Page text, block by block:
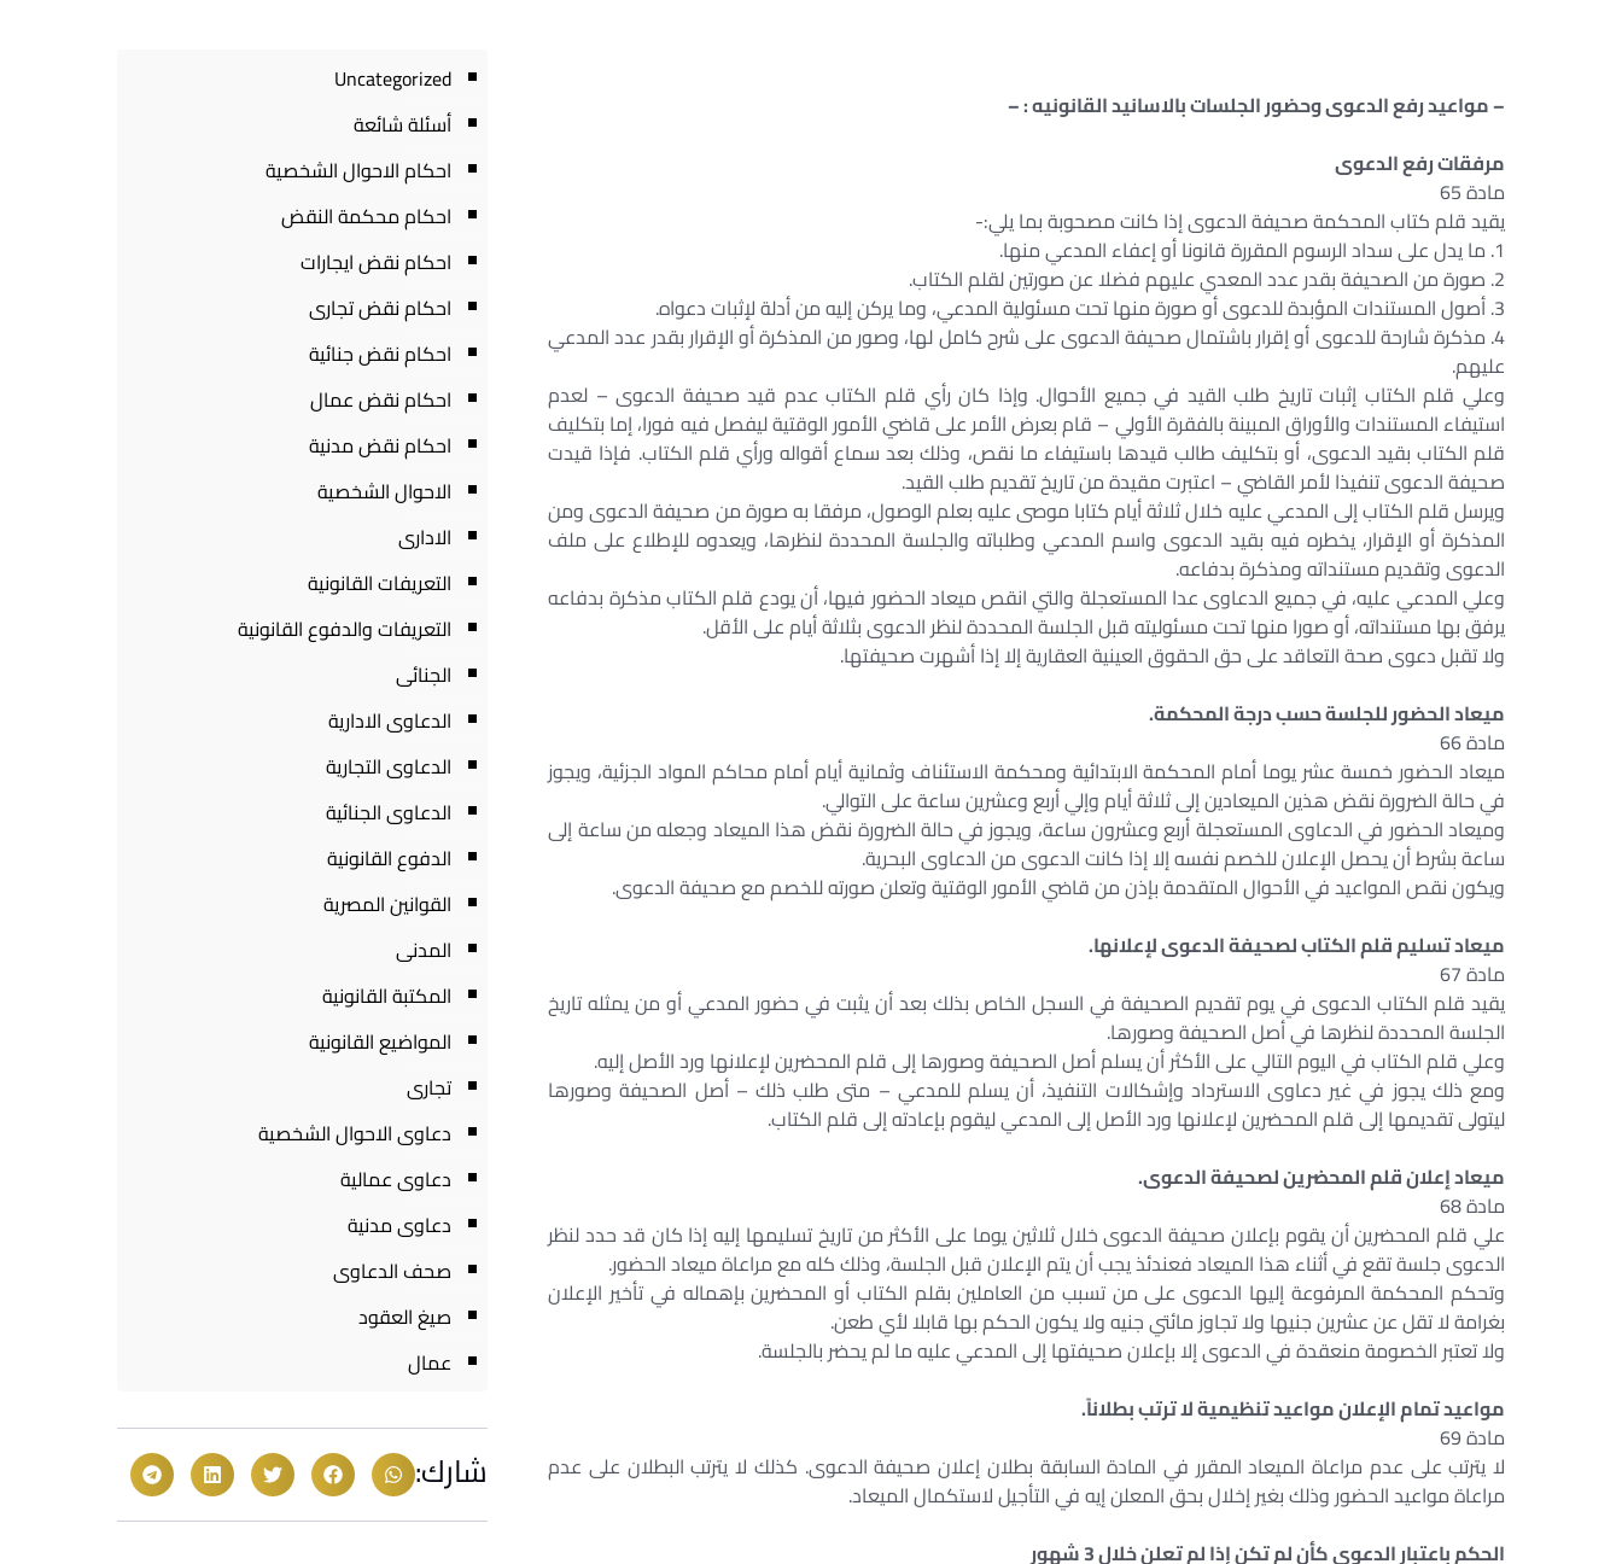
– مواعيد رفع الدعوى وحضور الجلسات بالاسانيد القانونيه : –
مرفقات رفع الدعوى
مادة 65
يقيد قلم كتاب المحكمة صحيفة الدعوى إذا كانت مصحوبة بما يلي:-
1. ما يدل على سداد الرسوم المقررة قانونا أو إعفاء المدعي منها.
2. صورة من الصحيفة بقدر عدد المعدي عليهم فضلا عن صورتين لقلم الكتاب.
3. أصول المستندات المؤبدة للدعوى أو صورة منها تحت مسئولية المدعي، وما يركن إليه من أدلة لإثبات دعواه.
4. مذكرة شارحة للدعوى أو إقرار باشتمال صحيفة الدعوى على شرح كامل لها، وصور من المذكرة أو الإقرار بقدر عدد المدعي
عليهم.
وعلي قلم الكتاب إثبات تاريخ طلب القيد في جميع الأحوال. وإذا كان رأي قلم الكتاب عدم قيد صحيفة الدعوى – لعدم
استيفاء المستندات والأوراق المبينة بالفقرة الأولي – قام بعرض الأمر على قاضي الأمور الوقتية ليفصل فيه فورا، إما بتكليف
قلم الكتاب بقيد الدعوى، أو بتكليف طالب قيدها باستيفاء ما نقص، وذلك بعد سماع أقواله ورأي قلم الكتاب. فإذا قيدت
صحيفة الدعوى تنفيذا لأمر القاضي – اعتبرت مقيدة من تاريخ تقديم طلب القيد.
ويرسل قلم الكتاب إلى المدعي عليه خلال ثلاثة أيام كتابا موصى عليه بعلم الوصول، مرفقا به صورة من صحيفة الدعوى ومن
المذكرة أو الإقرار، يخطره فيه بقيد الدعوى واسم المدعي وطلباته والجلسة المحددة لنظرها، ويعدوه للإطلاع على ملف
الدعوى وتقديم مستنداته ومذكرة بدفاعه.
وعلي المدعي عليه، في جميع الدعاوى عدا المستعجلة والتي انقص ميعاد الحضور فيها، أن يودع قلم الكتاب مذكرة بدفاعه
يرفق بها مستنداته، أو صورا منها تحت مسئوليته قبل الجلسة المحددة لنظر الدعوى بثلاثة أيام على الأقل.
ولا تقبل دعوى صحة التعاقد على حق الحقوق العينية العقارية إلا إذا أشهرت صحيفتها.
ميعاد الحضور للجلسة حسب درجة المحكمة.
مادة 66
ميعاد الحضور خمسة عشر يوما أمام المحكمة الابتدائية ومحكمة الاستئناف وثمانية أيام أمام محاكم المواد الجزئية، ويجوز
في حالة الضرورة نقض هذين الميعادين إلى ثلاثة أيام وإلي أربع وعشرين ساعة على التوالي.
وميعاد الحضور في الدعاوى المستعجلة أربع وعشرون ساعة، ويجوز في حالة الضرورة نقض هذا الميعاد وجعله من ساعة إلى
ساعة بشرط أن يحصل الإعلان للخصم نفسه إلا إذا كانت الدعوى من الدعاوى البحرية.
ويكون نقص المواعيد في الأحوال المتقدمة بإذن من قاضي الأمور الوقتية وتعلن صورته للخصم مع صحيفة الدعوى.
ميعاد تسليم قلم الكتاب لصحيفة الدعوى لإعلانها.
مادة 67
يقيد قلم الكتاب الدعوى في يوم تقديم الصحيفة في السجل الخاص بذلك بعد أن يثبت في حضور المدعي أو من يمثله تاريخ
الجلسة المحددة لنظرها في أصل الصحيفة وصورها.
وعلي قلم الكتاب في اليوم التالي على الأكثر أن يسلم أصل الصحيفة وصورها إلى قلم المحضرين لإعلانها ورد الأصل إليه.
ومع ذلك يجوز في غير دعاوى الاسترداد وإشكالات التنفيذ، أن يسلم للمدعي – متى طلب ذلك – أصل الصحيفة وصورها
ليتولى تقديمها إلى قلم المحضرين لإعلانها ورد الأصل إلى المدعي ليقوم بإعادته إلى قلم الكتاب.
ميعاد إعلان قلم المحضرين لصحيفة الدعوى.
مادة 68
علي قلم المحضرين أن يقوم بإعلان صحيفة الدعوى خلال ثلاثين يوما على الأكثر من تاريخ تسليمها إليه إذا كان قد حدد لنظر
الدعوى جلسة تقع في أثناء هذا الميعاد فعندئذ يجب أن يتم الإعلان قبل الجلسة، وذلك كله مع مراعاة ميعاد الحضور.
وتحكم المحكمة المرفوعة إليها الدعوى على من تسبب من العاملين بقلم الكتاب أو المحضرين بإهماله في تأخير الإعلان
بغرامة لا تقل عن عشرين جنيها ولا تجاوز مائتي جنيه ولا يكون الحكم بها قابلا لأي طعن.
ولا تعتبر الخصومة منعقدة في الدعوى إلا بإعلان صحيفتها إلى المدعي عليه ما لم يحضر بالجلسة.
مواعيد تمام الإعلان مواعيد تنظيمية لا ترتب بطلاناً.
مادة 69
لا يترتب على عدم مراعاة الميعاد المقرر في المادة السابقة بطلان إعلان صحيفة الدعوى. كذلك لا يترتب البطلان على عدم
مراعاة مواعيد الحضور وذلك بغير إخلال بحق المعلن إيه في التأجيل لاستكمال الميعاد.
الحكم باعتبار الدعوى كأن لم تكن إذا لم تعلن خلال 3 شهور
Uncategorized
أسئلة شائعة
احكام الاحوال الشخصية
احكام محكمة النقض
احكام نقض ايجارات
احكام نقض تجارى
احكام نقض جنائية
احكام نقض عمال
احكام نقض مدنية
الاحوال الشخصية
الادارى
التعريفات القانونية
التعريفات والدفوع القانونية
الجنائى
الدعاوى الادارية
الدعاوى التجارية
الدعاوى الجنائية
الدفوع القانونية
القوانين المصرية
المدنى
المكتبة القانونية
المواضيع القانونية
تجارى
دعاوى الاحوال الشخصية
دعاوى عمالية
دعاوى مدنية
صحف الدعاوى
صيغ العقود
عمال
شارك: